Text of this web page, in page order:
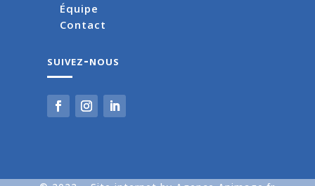
Équipe
Contact
suivez-nous